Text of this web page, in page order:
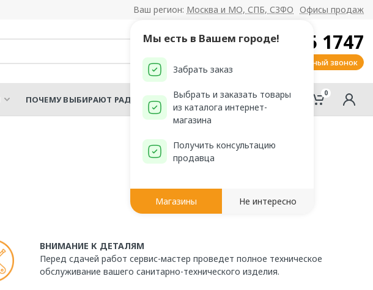
Ваш регион: Москва и МО, СПБ, СЗФО Офисы продаж
8 800 555 1747
Заказать обратный звонок
ПОЧЕМУ ВЫБИРАЮТ РАДОМИР?
0
ВНИМАНИЕ К ДЕТАЛЯМ
Перед сдачей работ сервис-мастер проведет полное техническое
обслуживание вашего санитарно-технического изделия.
Мы есть в Вашем городе!
Забрать заказ
Выбрать и заказать товары
из каталога интернет-
магазина
Получить консультацию
продавца
Магазины Не интересно